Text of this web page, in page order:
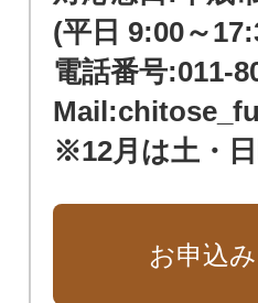
(平日 9:00～
電話番号:011-
※12月は土・
お申込